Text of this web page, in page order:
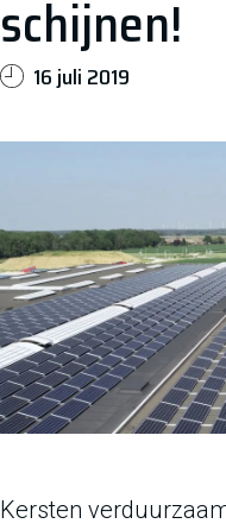
d
i
g
schijnen!
16 juli 2019
Kersten